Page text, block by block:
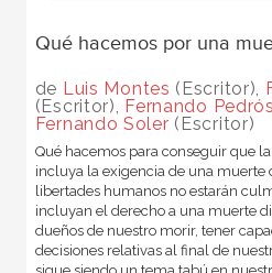
Qué hacemos por una
de Luis Montes (Escritor),
(Escritor), Fernando Pedrós
Fernando Soler (Escritor)
Qué hacemos para conseguir que
incluya la exigencia de una muerte
libertades humanos no estarán
incluyan el derecho a una muerte
dueños de nuestro morir, tener
decisiones relativas al final de